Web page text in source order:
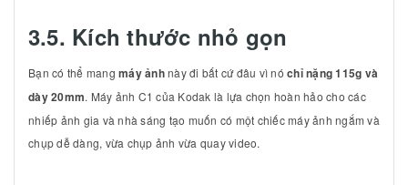
3.5. Kích thước nhỏ gọn
Bạn có thể mang máy ảnhnày đi bất cứ đâu vì nó chỉ nặng 115g và
dày 20mm. Máy ảnh C1 của Kodak là lựa chọn hoàn hảo cho các
nhiếp ảnh gia và nhà sáng tạo muốn có một chiếc máy ảnh ngắm và
chụp dễ dàng, vừa chụp ảnh vừa quay video.